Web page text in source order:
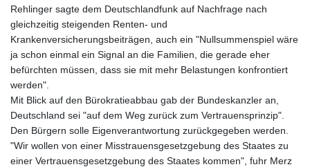
Rehlinger sagte dem Deutschlandfunk auf Nachfrage nach
gleichzeitig steigenden Renten- und
Krankenversicherungsbeiträgen, auch ein "Nullsummenspiel wäre
ja schon einmal ein Signal an die Familien, die gerade eher
befürchten müssen, dass sie mit mehr Belastungen konfrontiert
werden".
Mit Blick auf den Bürokratieabbau gab der Bundeskanzler an,
Deutschland sei "auf dem Weg zurück zum Vertrauensprinzip".
Den Bürgern solle Eigenverantwortung zurückgegeben werden.
"Wir wollen von einer Misstrauensgesetzgebung des Staates zu
einer Vertrauensgesetzgebung des Staates kommen", fuhr Merz